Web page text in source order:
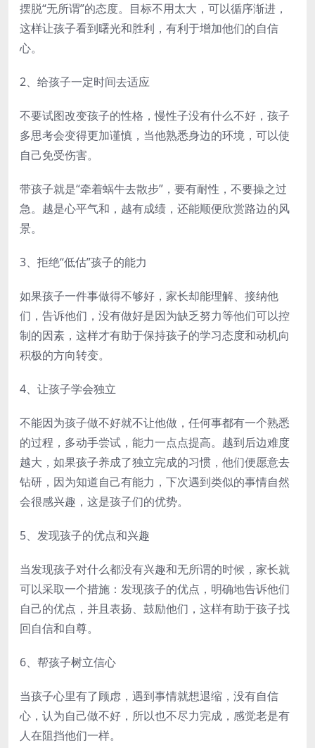
摆脱“无所谓”的态度。目标不用太大，可以循序渐进，
这样让孩子看到曙光和胜利，有利于增加他们的自信
心。
2、给孩子一定时间去适应
不要试图改变孩子的性格，慢性子没有什么不好，孩子
多思考会变得更加谨慎，当他熟悉身边的环境，可以使
自己免受伤害。
带孩子就是“牵着蜗牛去散步”，要有耐性，不要操之过
急。越是心平气和，越有成绩，还能顺便欣赏路边的风
景。
3、拒绝“低估”孩子的能力
如果孩子一件事做得不够好，家长却能理解、接纳他
们，告诉他们，没有做好是因为缺乏努力等他们可以控
制的因素，这样才有助于保持孩子的学习态度和动机向
积极的方向转变。
4、让孩子学会独立
不能因为孩子做不好就不让他做，任何事都有一个熟悉
的过程，多动手尝试，能力一点点提高。越到后边难度
越大，如果孩子养成了独立完成的习惯，他们便愿意去
钻研，因为知道自己有能力，下次遇到类似的事情自然
会很感兴趣，这是孩子们的优势。
5、发现孩子的优点和兴趣
当发现孩子对什么都没有兴趣和无所谓的时候，家长就
可以采取一个措施：发现孩子的优点，明确地告诉他们
自己的优点，并且表扬、鼓励他们，这样有助于孩子找
回自信和自尊。
6、帮孩子树立信心
当孩子心里有了顾虑，遇到事情就想退缩，没有自信
心，认为自己做不好，所以也不尽力完成，感觉老是有
人在阻挡他们一样。